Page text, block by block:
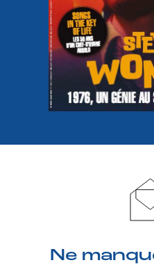
Ne